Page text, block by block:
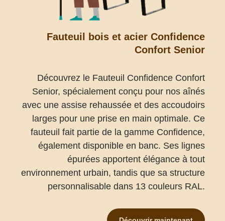
Fauteuil bois et acier Confidence
Confort Senior
Découvrez le Fauteuil Confidence Confort
Senior, spécialement conçu pour nos aînés
avec une assise rehaussée et des accoudoirs
larges pour une prise en main optimale. Ce
fauteuil fait partie de la gamme Confidence,
également disponible en banc. Ses lignes
épurées apportent élégance à tout
environnement urbain, tandis que sa structure
personnalisable dans 13 couleurs RAL.